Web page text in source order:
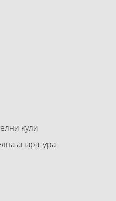
кули
апаратура